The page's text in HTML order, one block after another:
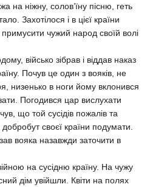
на ніжну, солов’їну пісню, геть
Захотілося і в цієї країни
примусити чужий народ своїй волі
військо зібрав і віддав наказ
Почув це один з вояків, не
низенько в ноги йому вклонився
Погодився цар вислухати
що той сусідів пожалів та
своєї країни подумати.
вояка назавжди заточити в
на сусідню країну. На чужу
дім увійшли. Квіти на полях